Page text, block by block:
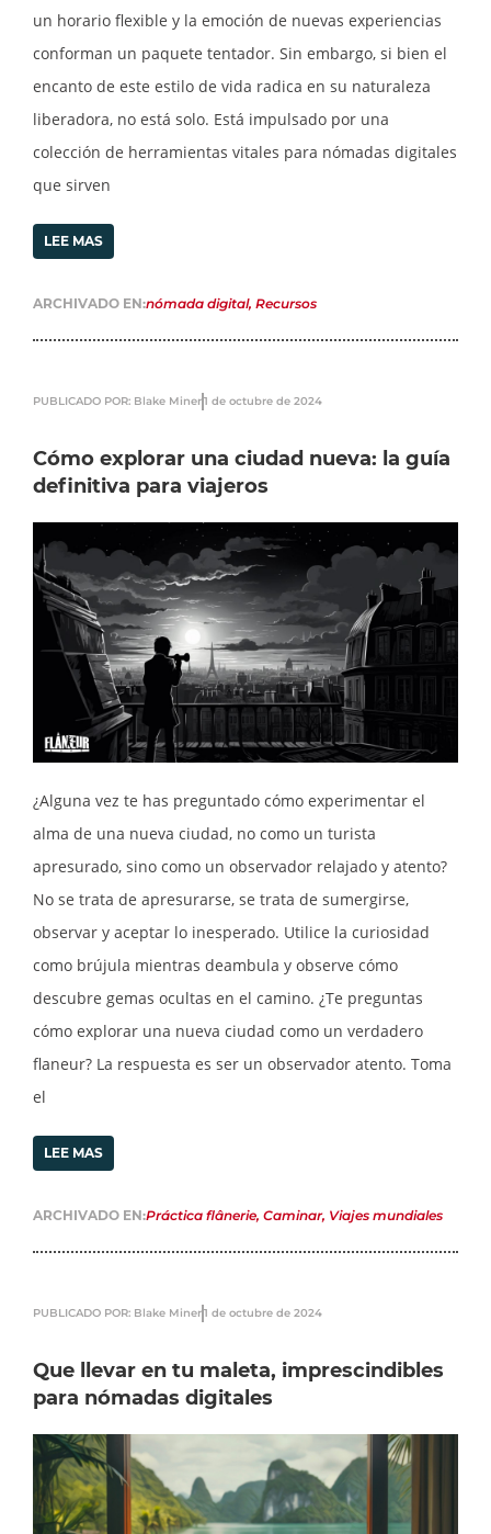
un horario flexible y la emoción de nuevas experiencias
conforman un paquete tentador. Sin embargo, si bien el
encanto de este estilo de vida radica en su naturaleza
liberadora, no está solo. Está impulsado por una
colección de herramientas vitales para nómadas digitales
que sirven
LEE MAS
ARCHIVADO EN:nómada digital, Recursos
PUBLICADO POR: Blake Miner1 de octubre de 2024
Cómo explorar una ciudad nueva: la guía
definitiva para viajeros
¿Alguna vez te has preguntado cómo experimentar el
alma de una nueva ciudad, no como un turista
apresurado, sino como un observador relajado y atento?
No se trata de apresurarse, se trata de sumergirse,
observar y aceptar lo inesperado. Utilice la curiosidad
como brújula mientras deambula y observe cómo
descubre gemas ocultas en el camino. ¿Te preguntas
cómo explorar una nueva ciudad como un verdadero
flaneur? La respuesta es ser un observador atento. Toma
el
LEE MAS
ARCHIVADO EN:Práctica flânerie, Caminar, Viajes mundiales
PUBLICADO POR: Blake Miner1 de octubre de 2024
Que llevar en tu maleta, imprescindibles
para nómadas digitales